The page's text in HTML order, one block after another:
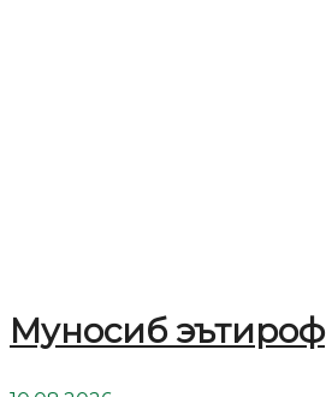
Муносиб эътироф